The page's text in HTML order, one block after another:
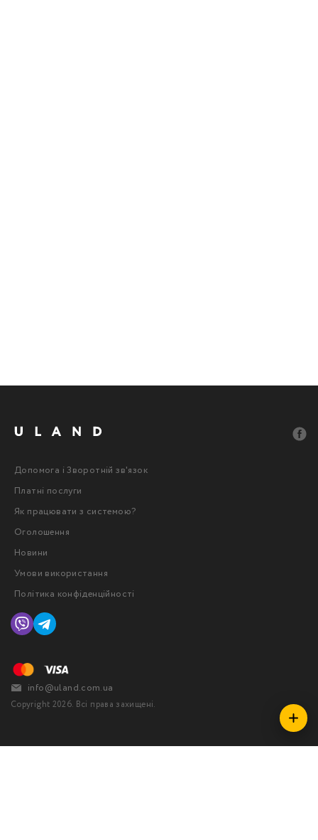
Copyright 2026. Всі права захищені.
Допомога і Зворотній зв'язок
Платні послуги
Як працювати з системою?
Оголошення
Новини
Умови використання
Політика конфіденційності
info@uland.com.ua